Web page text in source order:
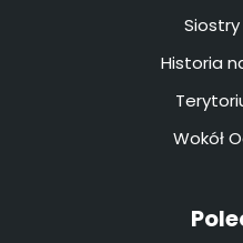
Historia
Wokół